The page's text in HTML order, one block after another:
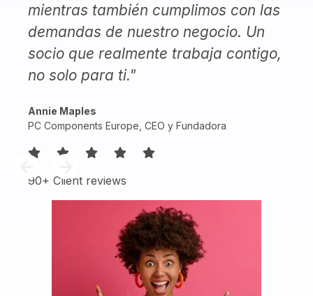
mientras también cumplimos con las
demandas de nuestro negocio. Un
socio que realmente trabaja contigo,
no solo para ti."
Annie Maples
PC Components Europe, CEO y Fundadora
90+ Client reviews